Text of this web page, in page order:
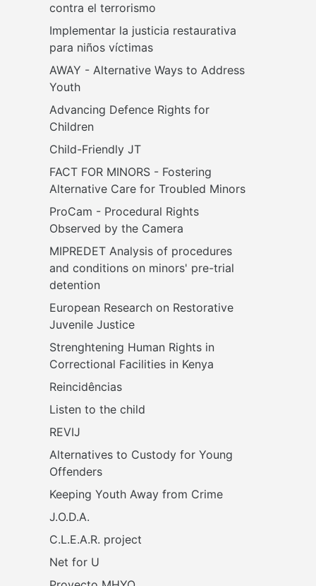
contra el terrorismo
Implementar la justicia restaurativa
para niños víctimas
AWAY - Alternative Ways to Address
Youth
Advancing Defence Rights for
Children
Child-Friendly JT
FACT FOR MINORS - Fostering
Alternative Care for Troubled Minors
ProCam - Procedural Rights
Observed by the Camera
MIPREDET Analysis of procedures
and conditions on minors' pre-trial
detention
European Research on Restorative
Juvenile Justice
Strenghtening Human Rights in
Correctional Facilities in Kenya
Reincidências
Listen to the child
REVIJ
Alternatives to Custody for Young
Offenders
Keeping Youth Away from Crime
J.O.D.A.
C.L.E.A.R. project
Net for U